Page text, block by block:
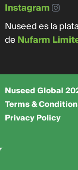
Instagram
Nuseed es la
deNufarm
Nuseed Global
Terms &
Privacy Policy